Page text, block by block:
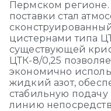
Пермском
поставки стал
цистернами типа
существующей
ЦТК-8/0,25
экономично
жидкий азот,
стабильную подачу
линию